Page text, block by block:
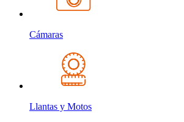
Cámaras
Llantas y Motos